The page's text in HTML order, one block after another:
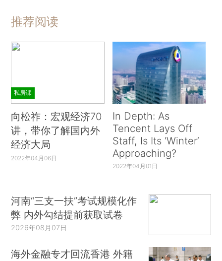
推荐阅读
私房课
向松祚：宏观经济70
讲，带你了解国内外
经济大局
2022年04月06日
In Depth: As
Tencent Lays Off
Staff, Is Its ‘Winter’
Approaching?
2022年04月01日
河南“三支一扶”考试规模化作
弊 内外勾结提前获取试卷
2026年08月07日
海外金融专才回流香港 外籍